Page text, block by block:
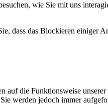
wie Sie mit uns
dass das Blockieren einiger
die Funktionsweise
werden jedoch immer